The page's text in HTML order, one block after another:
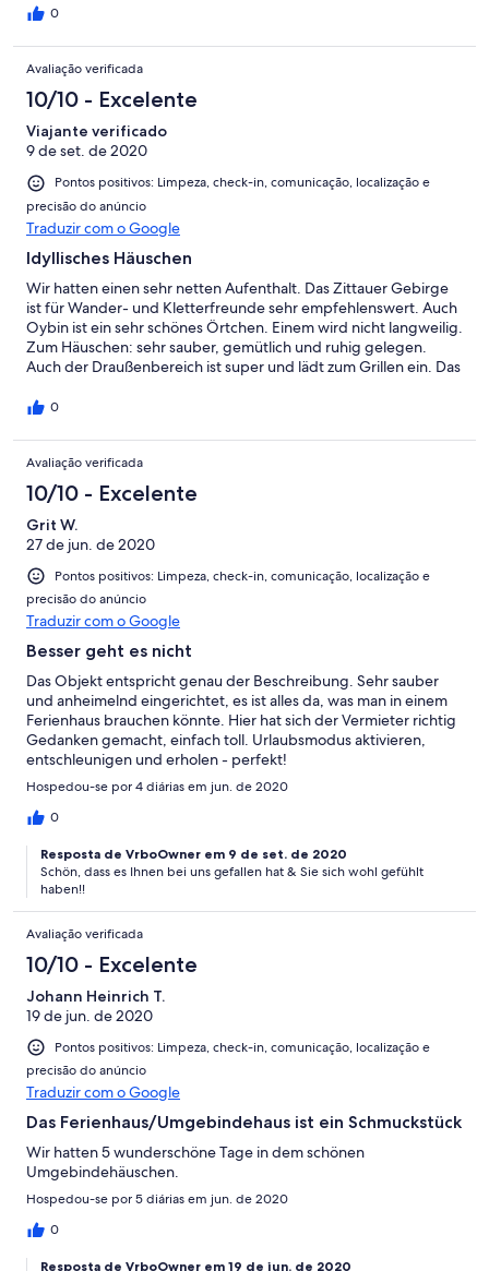
0
Avaliação verificada
10/10 - Excelente
Viajante verificado
9 de set. de 2020
Pontos positivos: Limpeza, check-in, comunicação, localização e
precisão do anúncio
Traduzir com o Google
Idyllisches Häuschen
Wir hatten einen sehr netten Aufenthalt. Das Zittauer Gebirge
ist für Wander- und Kletterfreunde sehr empfehlenswert. Auch
Oybin ist ein sehr schönes Örtchen. Einem wird nicht langweilig.
Zum Häuschen: sehr sauber, gemütlich und ruhig gelegen.
Auch der Draußenbereich ist super und lädt zum Grillen ein. Das
Verbesserungsvorschlag: Es gibt zwar Vorhänge, diese sind
gebe zu sehr seltenen) Blicke der Nachbarn oder Wanderer und
um nicht von der Sonne geweckt zu werden, würden das Haus
für uns perfekt machen.
0
Avaliação verificada
10/10 - Excelente
Grit W.
27 de jun. de 2020
Pontos positivos: Limpeza, check-in, comunicação, localização e
precisão do anúncio
Traduzir com o Google
Besser geht es nicht
Das Objekt entspricht genau der Beschreibung. Sehr sauber
und anheimelnd eingerichtet, es ist alles da, was man in einem
Ferienhaus brauchen könnte. Hier hat sich der Vermieter richtig
Gedanken gemacht, einfach toll. Urlaubsmodus aktivieren,
entschleunigen und erholen - perfekt!
Hospedou-se por 4 diárias em jun. de 2020
0
Resposta de VrboOwner em 9 de set. de 2020
Schön, dass es Ihnen bei uns gefallen hat & Sie sich wohl gefühlt
haben!!
Avaliação verificada
10/10 - Excelente
Johann Heinrich T.
19 de jun. de 2020
Pontos positivos: Limpeza, check-in, comunicação, localização e
precisão do anúncio
Traduzir com o Google
Das Ferienhaus/Umgebindehaus ist ein Schmuckstück
Wir hatten 5 wunderschöne Tage in dem schönen
Umgebindehäuschen.
Hospedou-se por 5 diárias em jun. de 2020
0
Resposta de VrboOwner em 19 de jun. de 2020